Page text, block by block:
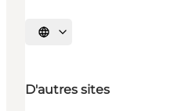
Choisissez la langue
D'autres sites